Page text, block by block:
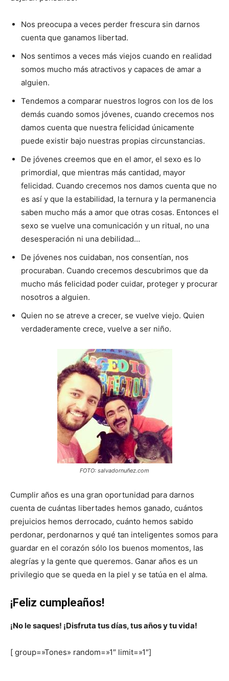
Nos preocupa a veces perder frescura sin darnos
cuenta que ganamos libertad.
Nos sentimos a veces más viejos cuando en realidad
somos mucho más atractivos y capaces de amar a
alguien.
Tendemos a comparar nuestros logros con los de los
demás cuando somos jóvenes, cuando crecemos nos
damos cuenta que nuestra felicidad únicamente
puede existir bajo nuestras propias circunstancias.
De jóvenes creemos que en el amor, el sexo es lo
primordial, que mientras más cantidad, mayor
felicidad. Cuando crecemos nos damos cuenta que no
es así y que la estabilidad, la ternura y la permanencia
saben mucho más a amor que otras cosas. Entonces el
sexo se vuelve una comunicación y un ritual, no una
desesperación ni una debilidad…
De jóvenes nos cuidaban, nos consentían, nos
procuraban. Cuando crecemos descubrimos que da
mucho más felicidad poder cuidar, proteger y procurar
nosotros a alguien.
Quien no se atreve a crecer, se vuelve viejo. Quien
verdaderamente crece, vuelve a ser niño.
FOTO: salvadornuñez.com
Cumplir años es una gran oportunidad para darnos
cuenta de cuántas libertades hemos ganado, cuántos
prejuicios hemos derrocado, cuánto hemos sabido
perdonar, perdonarnos y qué tan inteligentes somos para
guardar en el corazón sólo los buenos momentos, las
alegrías y la gente que queremos. Ganar años es un
privilegio que se queda en la piel y se tatúa en el alma.
¡Feliz cumpleaños!
¡No le saques! ¡Disfruta tus días, tus años y tu vida!
[ group=»Tones» random=»1″ limit=»1″]